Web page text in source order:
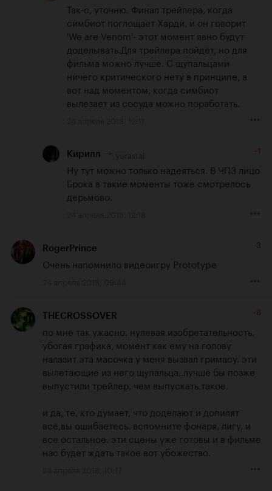
Так-с, уточню. Финал трейлера, когда
симбиот поглощает Харди, и он говорит
'We are Venom'- этот момент явно будут
доделывать.Для трейлера пойдёт, но для
фильма можно лучше. С щупальцами
ничего критического нету в принципе, а
вот над моментом, когда симбиот
вылезает из сосуда можно поработать.
Кирилл -1
Ну тут можно только надеяться. В ЧП3 лицо
Брока в такие моменты тоже смотрелось
дерьмово.
RogerPrince 3
Очень напомнило видеоигру Prototype
THECROSSOVER -8
по мне так ужасно. нулевая изобретательность,
убогая графика, момент как ему на голову
налазит эта масочка у меня вызвал гримасу. эти
вылетающие из него щупальца..лучше бы позже
выпустили трейлер, чем выпускать такое.
и да, те, кто думает, что доделают и допилят
всё,вы ошибаетесь. вспомните фонаря, лигу, и
все остальное. эти сцены уже готовы и в фильме
нас будет ждать такое вот убожество.